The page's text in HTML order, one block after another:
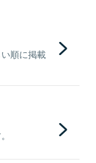
順に掲載